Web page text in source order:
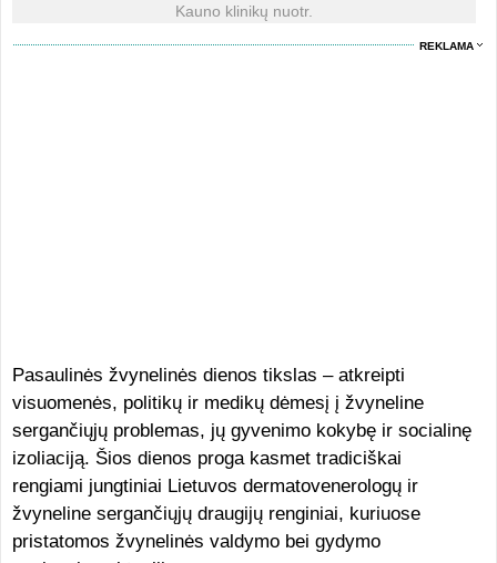
Kauno klinikų nuotr.
REKLAMA
Pasaulinės žvynelinės dienos tikslas – atkreipti
visuomenės, politikų ir medikų dėmesį į žvyneline
sergančiųjų problemas, jų gyvenimo kokybę ir socialinę
izoliaciją. Šios dienos proga kasmet tradiciškai
rengiami jungtiniai Lietuvos dermatovenerologų ir
žvyneline sergančiųjų draugijų renginiai, kuriuose
pristatomos žvynelinės valdymo bei gydymo